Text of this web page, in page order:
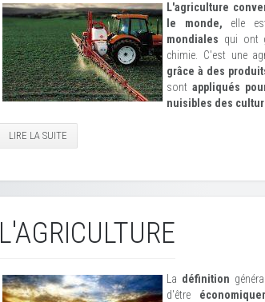
L'agriculture
le monde, elle
mondiales qui ont
chimie. C'est une
grâce à des
sont appliqués
nuisibles des
LIRE LA SUITE
L'AGRICULTURE
La définition
d'être